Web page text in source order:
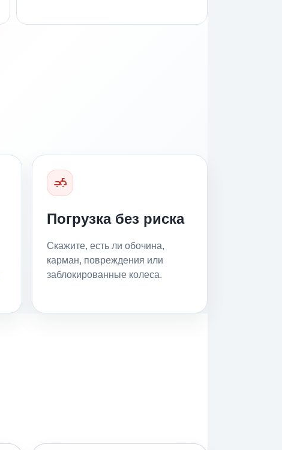
Погрузка без риска
Скажите, есть ли обочина,
карман, повреждения или
заблокированные колеса.